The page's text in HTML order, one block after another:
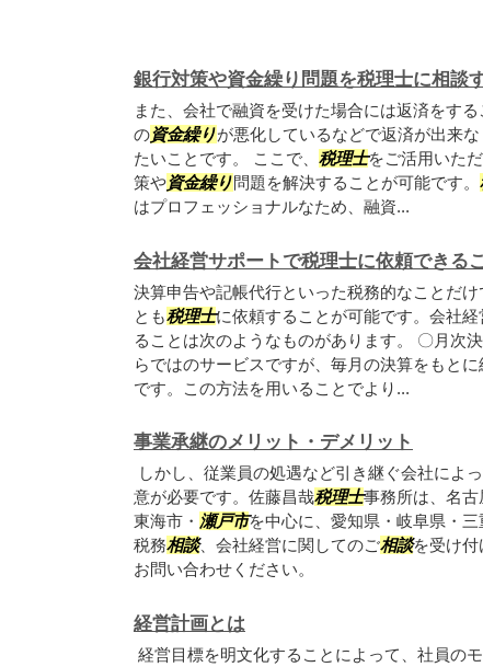
銀行対策や資金繰り問題を税理士に相談
また、会社で融資を受けた場合には返済をす
の資金繰りが悪化しているなどで返済が出来
たいことです。 ここで、 税理士をご活用いた
策や資金繰り問題を解決することが可能です。
はプロフェッショナルなため、融資...
会社経営サポートで税理士に依頼できる
決算申告や記帳代行といった税務的なことだ
とも税理士に依頼することが可能です。会社
ることは次のようなものがあります。 〇月次
らではのサービスですが、毎月の決算をもと
です。この方法を用いることでより...
事業承継のメリット・デメリット
しかし、従業員の処遇など引き継ぐ会社によ
意が必要です。佐藤昌哉税理士事務所は、名古
東海市・ 瀬戸市を中心に、愛知県・岐阜県・三
税務相談、会社経営に関してのご相談を受け付
お問い合わせください。
経営計画とは
経営目標を明文化することによって、社員の